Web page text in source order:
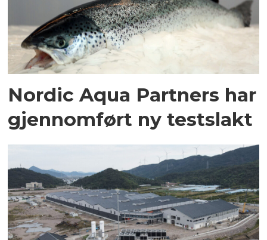
Nordic Aqua Partners har
gjennomført ny testslakt